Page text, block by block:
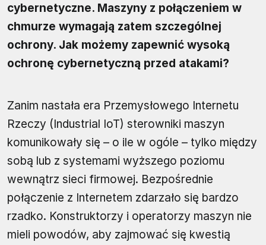
cybernetyczne. Maszyny z połączeniem w
chmurze wymagają zatem szczególnej
ochrony. Jak możemy zapewnić wysoką
ochronę cybernetyczną przed atakami?
Zanim nastała era Przemysłowego Internetu
Rzeczy (Industrial IoT) sterowniki maszyn
komunikowały się – o ile w ogóle – tylko między
sobą lub z systemami wyższego poziomu
wewnątrz sieci firmowej. Bezpośrednie
połączenie z Internetem zdarzało się bardzo
rzadko. Konstruktorzy i operatorzy maszyn nie
mieli powodów, aby zajmować się kwestią